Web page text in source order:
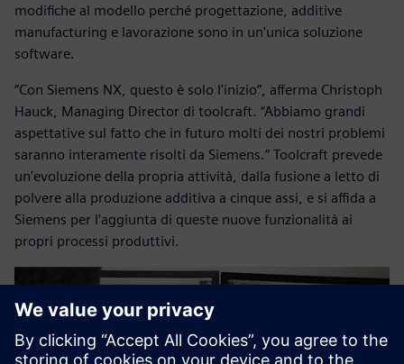
modifiche al modello perché progettazione, additive
manufacturing e lavorazione sono in un'unica soluzione
software.
“Con Siemens NX, questo è solo l'inizio”, afferma Christoph
Hauck, Managing Director di toolcraft. “Abbiamo grandi
aspettative sul fatto che in futuro molti dei nostri problemi
saranno interamente risolti da Siemens.” Toolcraft prevede
un’evoluzione della propria attività, dalla fusione a letto di
polvere alla produzione additiva a cinque assi, e si affida a
Siemens per l’aggiunta di queste nuove funzionalità ai
propri processi produttivi.